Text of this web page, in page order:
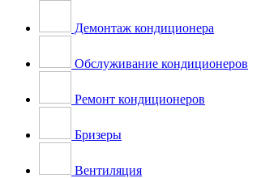
Демонтаж кондиционера
Обслуживание кондиционеров
Ремонт кондиционеров
Бризеры
Вентиляция